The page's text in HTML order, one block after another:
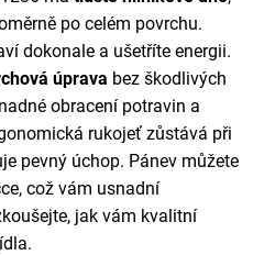
po celém povrchu.
dokonale a ušetříte energii.
úprava bez škodlivých
obracení potravin a
rukojeť zůstává při
pevný úchop. Pánev můžete
což vám usnadní
jak vám kvalitní